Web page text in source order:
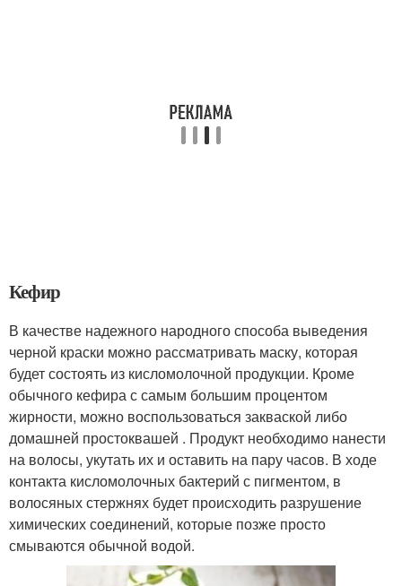
Кефир
В качестве надежного народного способа выведения
черной краски можно рассматривать маску, которая
будет состоять из кисломолочной продукции. Кроме
обычного кефира с самым большим процентом
жирности, можно воспользоваться закваской либо
домашней простоквашей . Продукт необходимо нанести
на волосы, укутать их и оставить на пару часов. В ходе
контакта кисломолочных бактерий с пигментом, в
волосяных стержнях будет происходить разрушение
химических соединений, которые позже просто
смываются обычной водой.